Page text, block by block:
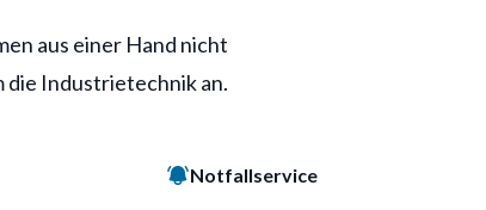
aus einer Hand nicht
die Industrietechnik an.
Notfallservice